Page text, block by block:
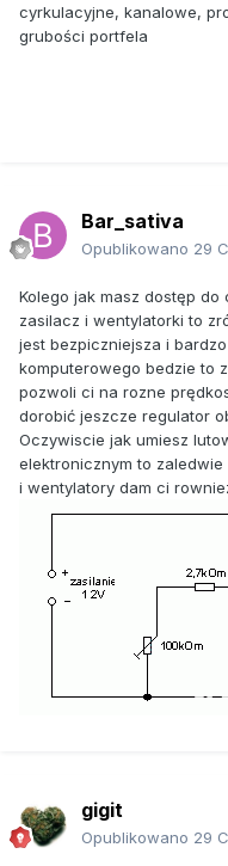
cyrkulacyjne, kanalowe,
grubości portfela
Bar_sativa
Opublikowano 29
Kolego jak masz dostęp
zasilacz i wentylatorki to
jest bezpiczniejsza i
komputerowego bedzie to
pozwoli ci na rozne
dorobić jeszcze regulator
Oczywiscie jak umiesz
elektronicznym to zaledwie
i wentylatory dam ci
gigit
Opublikowano 29